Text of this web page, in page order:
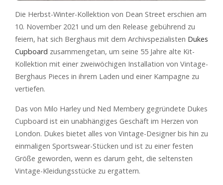
Die Herbst-Winter-Kollektion von Dean Street erschien am
10. November 2021 und um den Release gebührend zu
feiern, hat sich Berghaus mit dem Archivspezialisten Dukes
Cupboard zusammengetan, um seine 55 Jahre alte Kit-
Kollektion mit einer zweiwöchigen Installation von Vintage-
Berghaus Pieces in ihrem Laden und einer Kampagne zu
vertiefen.
Das von Milo Harley und Ned Membery gegründete Dukes
Cupboard ist ein unabhängiges Geschäft im Herzen von
London. Dukes bietet alles von Vintage-Designer bis hin zu
einmaligen Sportswear-Stücken und ist zu einer festen
Größe geworden, wenn es darum geht, die seltensten
Vintage-Kleidungsstücke zu ergattern.